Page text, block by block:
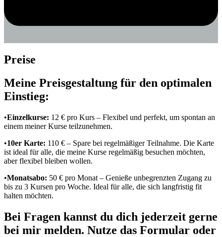
Preise
Meine Preisgestaltung für den optimalen
Einstieg:
•Einzelkurse: 12 € pro Kurs – Flexibel und perfekt, um spontan an
einem meiner Kurse teilzunehmen.
•10er Karte: 110 € – Spare bei regelmäßiger Teilnahme. Die Karte
ist ideal für alle, die meine Kurse regelmäßig besuchen möchten,
aber flexibel bleiben wollen.
•Monatsabo: 50 € pro Monat – Genieße unbegrenzten Zugang zu
bis zu 3 Kursen pro Woche. Ideal für alle, die sich langfristig fit
halten möchten.
Bei Fragen kannst du dich jederzeit gerne
bei mir melden. Nutze das Formular oder